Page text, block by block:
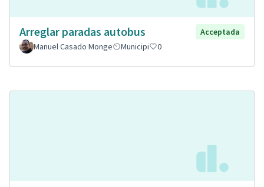
Arreglar paradas autobus
Acceptada
Manuel Casado Monge
Municipi 0